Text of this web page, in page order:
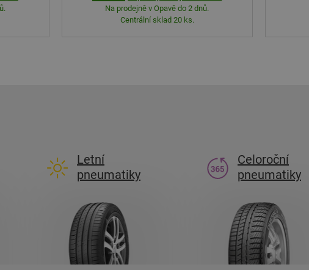
Na prodejně v Opavě do 2 dnů.
Centrální sklad 20 ks.
Letní
pneumatiky
Celoroční
pneumatiky